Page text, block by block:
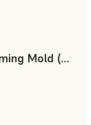
Rigid 10K Thermoforming Mold (Form 4)